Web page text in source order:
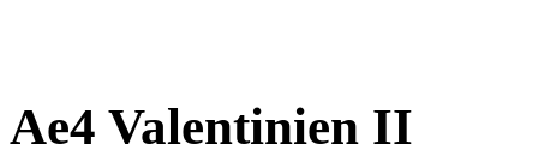
Ae4 Valentinien II